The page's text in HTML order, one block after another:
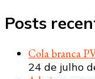
Posts
Cola branca
24 de julho